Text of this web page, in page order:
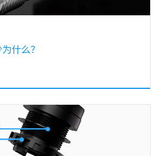
什么？